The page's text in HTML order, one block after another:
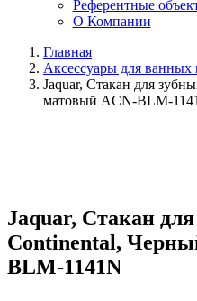
Референтные
О Компании
Главная
Аксессуары для ванных
Jaquar, Стакан для
матовый ACN-BLM-
Jaquar, Стакан
Continental,
BLM-1141N